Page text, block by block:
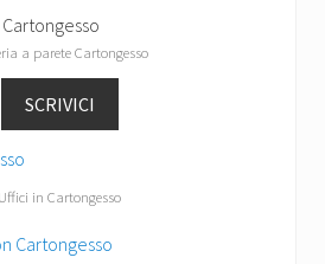
a parete Cartongesso
SCRIVICI
Uffici in Cartongesso